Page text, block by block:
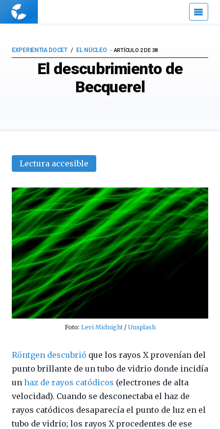
Cuaderno
El descubrimiento de
Becquerel
EXPERIENTIA DOCET EL NÚCLEO ARTÍCULO 2 DE 38
Lectura accesible
Foto: Levi Midnight/ Unsplash
Röntgen descubrió que los rayos X provenían del
punto brillante de un tubo de vidrio donde incidía
un haz de rayos catódicos (electrones de alta
velocidad). Cuando se desconectaba el haz de
rayos catódicos desaparecía el punto de luz en el
tubo de vidrio; los rayos X procedentes de ese